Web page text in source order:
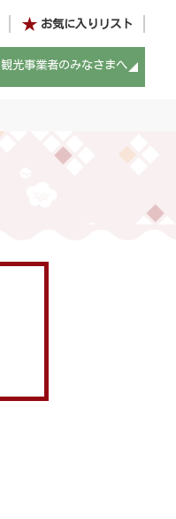
お気に入りリスト
観光事業者のみなさまへ